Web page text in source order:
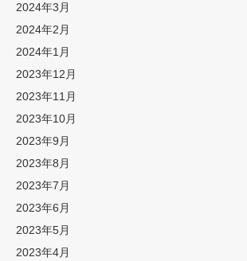
2024年3月
2024年2月
2024年1月
2023年12月
2023年11月
2023年10月
2023年9月
2023年8月
2023年7月
2023年6月
2023年5月
2023年4月